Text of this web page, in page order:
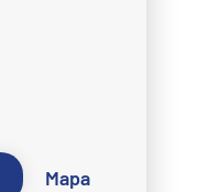
Mapa